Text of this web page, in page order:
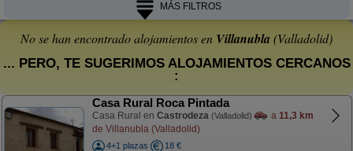
MÁS FILTROS
No se han encontrado alojamientos en Villanubla (Valladolid)
... PERO, TE SUGERIMOS ALOJAMIENTOS CERCANOS
:
Casa Rural Roca Pintada
Casa Rural en Castrodeza (Valladolid) a 11,3 km
de Villanubla (Valladolid)
4+1 plazas
18 €